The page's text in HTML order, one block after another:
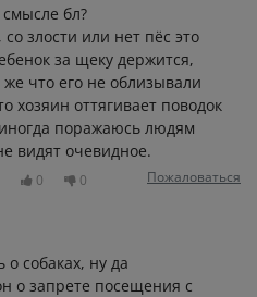
смысле бл?
злости или нет пёс это
за щеку держится,
что его не облизывали
хозяин оттягивает поводок
поражаюсь людям
видят очевидное.
0 0 Пожаловаться
собаках, ну да
о запрете посещения с